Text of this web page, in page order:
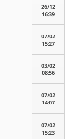
26/12
16:39
07/02
15:27
03/02
08:56
07/02
14:07
07/02
15:23